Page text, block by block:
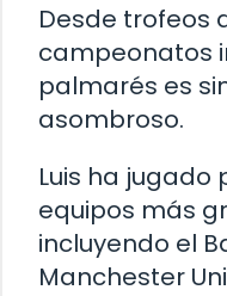
Desde trofeos
campeonatos
palmarés es
asombroso.
Luis ha jugado
equipos más
incluyendo el
Manchester